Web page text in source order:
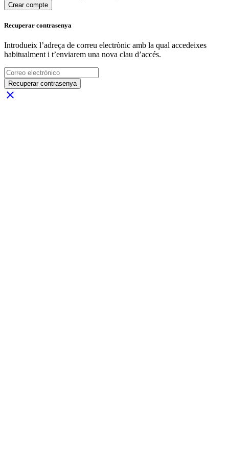
Crear compte
Recuperar contrasenya
Introdueix l’adreça de correu electrònic amb la qual accedeixes
habitualment i t’enviarem una nova clau d’accés.
Recuperar contrasenya
close